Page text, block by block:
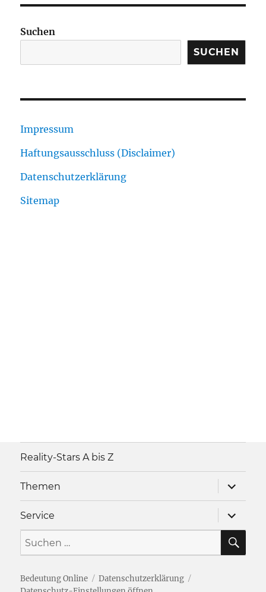
Suchen
SUCHEN
Impressum
Haftungsausschluss (Disclaimer)
Datenschutzerklärung
Sitemap
Reality-Stars A bis Z
Themen
anzeigen
Service
anzeigen
Suche
nach:
Bedeutung Online
Datenschutzerklärung